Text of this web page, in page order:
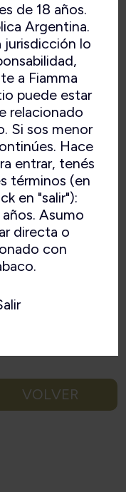
de 18 años.
Argentina.
jurisdicción lo
a Fiamma
puede estar
relacionado
Si sos menor
Hace
entrar, tenés
términos (en
en "salir"):
Asumo
directa o
con
VOLVER